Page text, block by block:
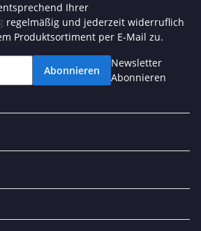
Ihrer
regelmäßig und jederzeit widerruflich
Produktsortiment per E-Mail zu.
Abonnieren
Newsletter
Abonnieren